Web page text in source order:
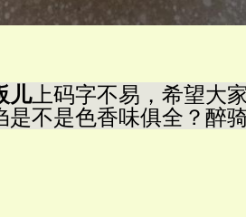
儿上码字不易，希望大
是不是色香味俱全？醉